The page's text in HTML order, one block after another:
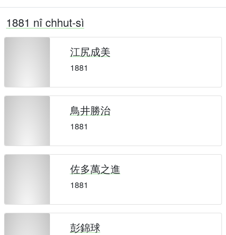
1881 nî chhut-sì
江尻成美
1881
鳥井勝治
1881
佐多萬之進
1881
彭錦球